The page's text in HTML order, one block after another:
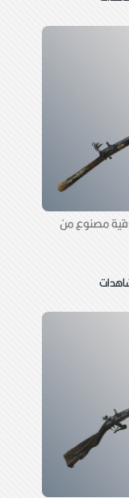
مصنوع من